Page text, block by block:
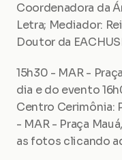
Coordenadora da
Letra; Mediador:
Doutor da
15h30 - MAR -
dia e do evento
Centro Cerimônia:
- MAR - Praça
as fotos clicando